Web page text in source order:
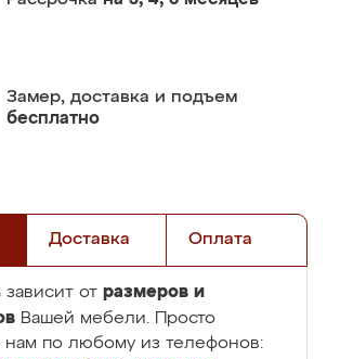
Замер, доставка и подъем
бесплатно
Доставка Оплата
от размеров и
Вашей мебели. Просто
нам по любому из телефонов: